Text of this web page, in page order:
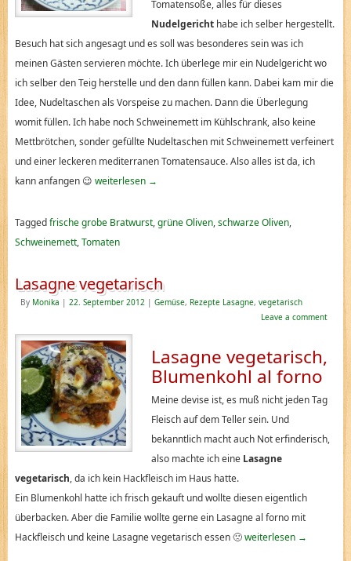
Tomatensoße, alles für dieses
Nudelgerichthabe ich selber hergestellt.
Besuch hat sich angesagt und es soll was besonderes sein was ich
meinen Gästen servieren möchte. Ich überlege mir ein Nudelgericht wo
ich selber den Teig herstelle und den dann füllen kann. Dabei kam mir die
Idee, Nudeltaschen als Vorspeise zu machen. Dann die Überlegung
womit füllen. Ich habe noch Schweinemett im Kühlschrank, also keine
Mettbrötchen, sonder gefüllte Nudeltaschen mit Schweinemett verfeinert
und einer leckeren mediterranen Tomatensauce. Also alles ist da, ich
kann anfangen 😉 weiterlesen →
Taggedfrische grobe Bratwurst,grüne Oliven,schwarze Oliven,
Schweinemett,Tomaten
Lasagne vegetarisch
By Monika | 22. September 2012 | Gemüse, Rezepte Lasagne, vegetarisch
Leave a comment
Lasagne vegetarisch,
Blumenkohl al forno
Meine devise ist, es muß nicht jeden Tag
Fleisch auf dem Teller sein. Und
bekanntlich macht auch Not erfinderisch,
also machte ich eineLasagne
vegetarisch, da ich kein Hackfleisch im Haus hatte.
Ein Blumenkohl hatte ich frisch gekauft und wollte diesen eigentlich
überbacken. Aber die Familie wollte gerne ein Lasagne al forno mit
Hackfleisch und keine Lasagne vegetarisch essen 🙁weiterlesen →